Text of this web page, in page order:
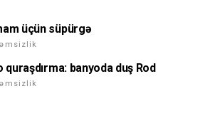
üçün süpürgə
quraşdırma: banyoda duş Rod